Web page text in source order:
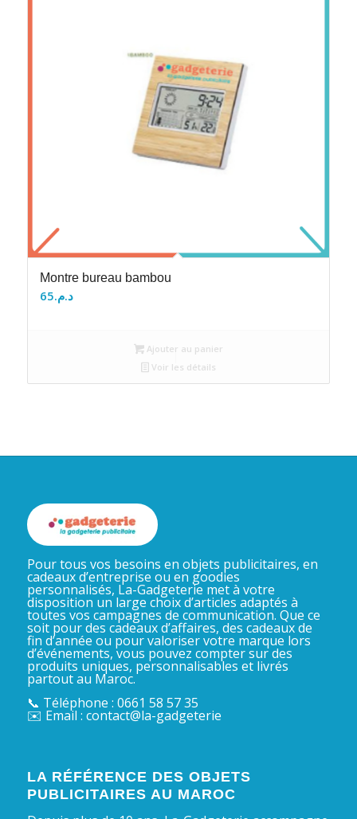
Montre bureau bambou
د.م.65
Ajouter au panier
Voir les détails
Pour tous vos besoins en objets publicitaires, en
cadeaux d’entreprise ou en goodies
personnalisés, La-Gadgeterie met à votre
disposition un large choix d’articles adaptés à
toutes vos campagnes de communication. Que ce
soit pour des cadeaux d’affaires, des cadeaux de
fin d’année ou pour valoriser votre marque lors
d’événements, vous pouvez compter sur des
produits uniques, personnalisables et livrés
partout au Maroc.
📞 Téléphone : 0661 58 57 35
✉️ Email : contact@la-gadgeterie
LA RÉFÉRENCE DES OBJETS
PUBLICITAIRES AU MAROC